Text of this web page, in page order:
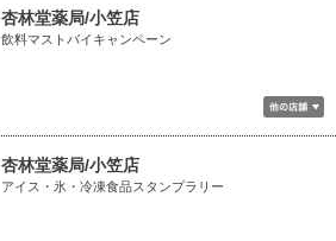
杏林堂薬局/小笠店
飲料マストバイキャンペーン
杏林堂薬局/小笠店
アイス・氷・冷凍食品スタンプラリー